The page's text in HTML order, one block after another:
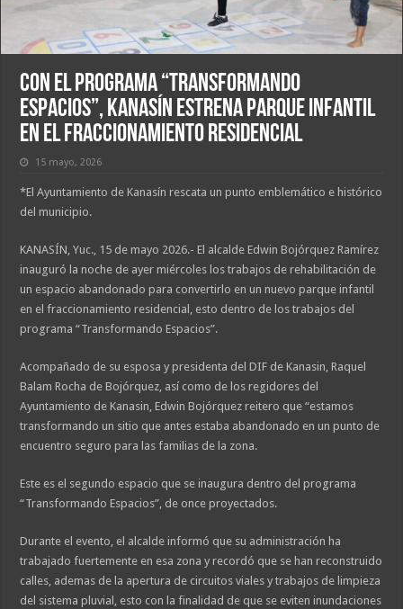
Con el programa “Transformando
Espacios”, Kanasín estrena parque infantil
en el fraccionamiento residencial
15 mayo, 2026
*El Ayuntamiento de Kanasín rescata un punto emblemático e histórico
del municipio.
KANASÍN, Yuc., 15 de mayo 2026.- El alcalde Edwin Bojórquez Ramírez
inauguró la noche de ayer miércoles los trabajos de rehabilitación de
un espacio abandonado para convertirlo en un nuevo parque infantil
en el fraccionamiento residencial, esto dentro de los trabajos del
programa “Transformando Espacios”.
Acompañado de su esposa y presidenta del DIF de Kanasin, Raquel
Balam Rocha de Bojórquez, así como de los regidores del
Ayuntamiento de Kanasin, Edwin Bojórquez reitero que “estamos
transformando un sitio que antes estaba abandonado en un punto de
encuentro seguro para las familias de la zona.
Este es el segundo espacio que se inaugura dentro del programa
“Transformando Espacios”, de once proyectados.
Durante el evento, el alcalde informó que su administración ha
trabajado fuertemente en esa zona y recordó que se han reconstruido
calles, ademas de la apertura de circuitos viales y trabajos de limpieza
del sistema pluvial, esto con la finalidad de que se eviten inundaciones